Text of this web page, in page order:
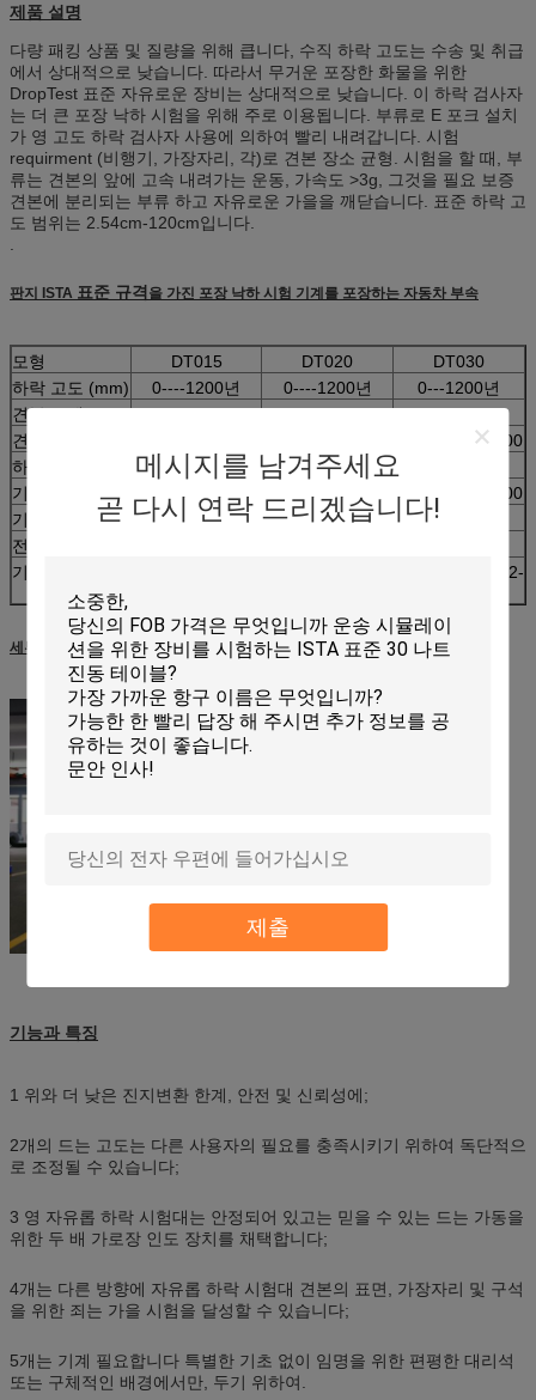
메시지를 남겨주세요
곧 다시 연락 드리겠습니다!
제출
제품 설명
다량 패킹 상품 및 질량을 위해 큽니다, 수직 하락 고도는 수송 및 취급
에서 상대적으로 낮습니다. 따라서 무거운 포장한 화물을 위한
DropTest 표준 자유로운 장비는 상대적으로 낮습니다. 이 하락 검사자
는 더 큰 포장 낙하 시험을 위해 주로 이용됩니다. 부류로 E 포크 설치
가 영 고도 하락 검사자 사용에 의하여 빨리 내려갑니다. 시험
requirment (비행기, 가장자리, 각)로 견본 장소 균형. 시험을 할 때, 부
류는 견본의 앞에 고속 내려가는 운동, 가속도 >3g, 그것을 필요 보증
견본에 분리되는 부류 하고 자유로운 가을을 깨닫습니다. 표준 하락 고
도 범위는 2.54cm-120cm입니다.
판지 ISTA 표준 규격 을 가진 포장 낙하 시험 기계를 포장하는 자동차 부속
모형 DT015 DT020
DT030
하락 고도 (mm)
0----1200년 0----1200년
0---1200년
견본 무게 (KG)
150 200
300
견본 차원 (mm)
1200*1200*1200
하락 유형
직접 투하
기계 차원 (mm)
1900*1700*2800 2100*1700*2800
2100*1700*2800
기계 무게 (kg)
2500 3200
전력 공급
기준
ISO2248-72 (E) GB/T4857.5 JISZ0202-87 IEC68-2-
세부사항 그림
기능과 특징
1 위와 더 낮은 진지변환 한계, 안전 및 신뢰성에;
2개의 드는 고도는 다른 사용자의 필요를 충족시키기 위하여 독단적으
로 조정될 수 있습니다;
3 영 자유롭 하락 시험대는 안정되어 있고는 믿을 수 있는 드는 가동을
위한 두 배 가로장 인도 장치를 채택합니다;
4개는 다른 방향에 자유롭 하락 시험대 견본의 표면, 가장자리 및 구석
을 위한 죄는 가을 시험을 달성할 수 있습니다;
5개는 기계 필요합니다 특별한 기초 없이 임명을 위한 편평한 대리석
또는 구체적인 배경에서만, 두기 위하여.